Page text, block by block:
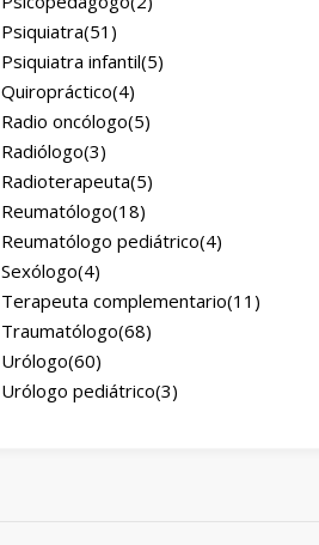
Psiquiatra(51)
Psiquiatra infantil(5)
Quiropráctico(4)
Radio oncólogo(5)
Radiólogo(3)
Radioterapeuta(5)
Reumatólogo(18)
Reumatólogo pediátrico(4)
Sexólogo(4)
Terapeuta complementario(11)
Traumatólogo(68)
Urólogo(60)
Urólogo pediátrico(3)